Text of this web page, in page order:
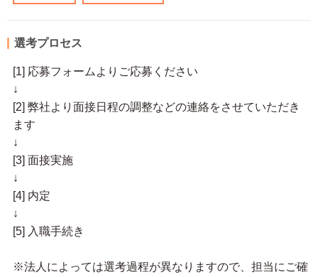
選考プロセス
[1] 応募フォームよりご応募ください
↓
[2] 弊社より面接日程の調整などの連絡をさせていただき
ます
↓
[3] 面接実施
↓
[4] 内定
↓
[5] 入職手続き
※法人によっては選考過程が異なりますので、担当にご確